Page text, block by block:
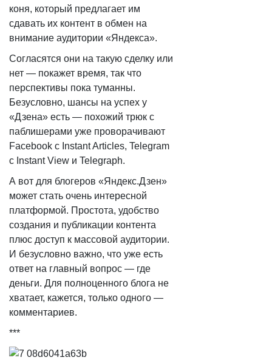
коня, который предлагает им
сдавать их контент в обмен на
внимание аудитории «Яндекса».
Согласятся они на такую сделку или
нет — покажет время, так что
перспективы пока туманны.
Безусловно, шансы на успех у
«Дзена» есть — похожий трюк с
паблишерами уже проворачивают
Facebook с Instant Articles, Telegram
с Instant View и Telegraph.
А вот для блогеров «Яндекс.Дзен»
может стать очень интересной
платформой. Простота, удобство
создания и публикации контента
плюс доступ к массовой аудитории.
И безусловно важно, что уже есть
ответ на главный вопрос — где
деньги. Для полноценного блога не
хватает, кажется, только одного —
комментариев.
***